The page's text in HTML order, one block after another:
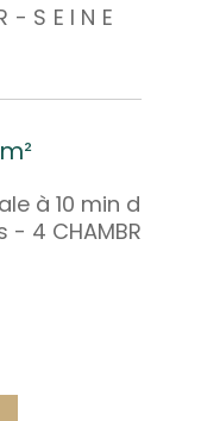
SEINE
à 10 min d
- 4 CHAMBR